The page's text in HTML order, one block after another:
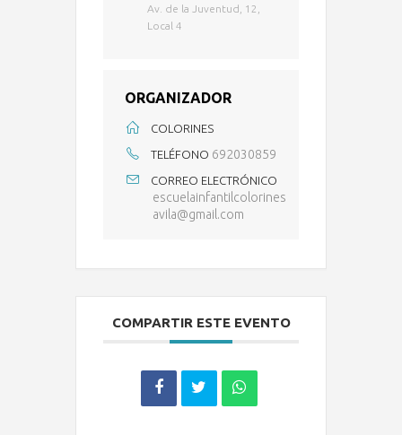
Av. de la Juventud, 12,
Local 4
ORGANIZADOR
COLORINES
TELÉFONO 692030859
CORREO ELECTRÓNICO
escuelainfantilcolorines
avila@gmail.com
COMPARTIR ESTE EVENTO